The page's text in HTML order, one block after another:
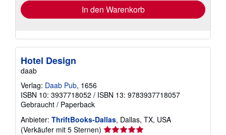
In den Warenkorb
Hotel Design
daab
Verlag: Daab Pub, 1656
ISBN 10: 3937718052 / ISBN 13: 9783937718057
Gebraucht / Paperback
Anbieter: ThriftBooks-Dallas, Dallas, TX, USA
(Verkäufer mit 5 Sternen) Verkäuferbewertung